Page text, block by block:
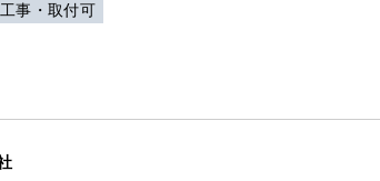
工事・取付可